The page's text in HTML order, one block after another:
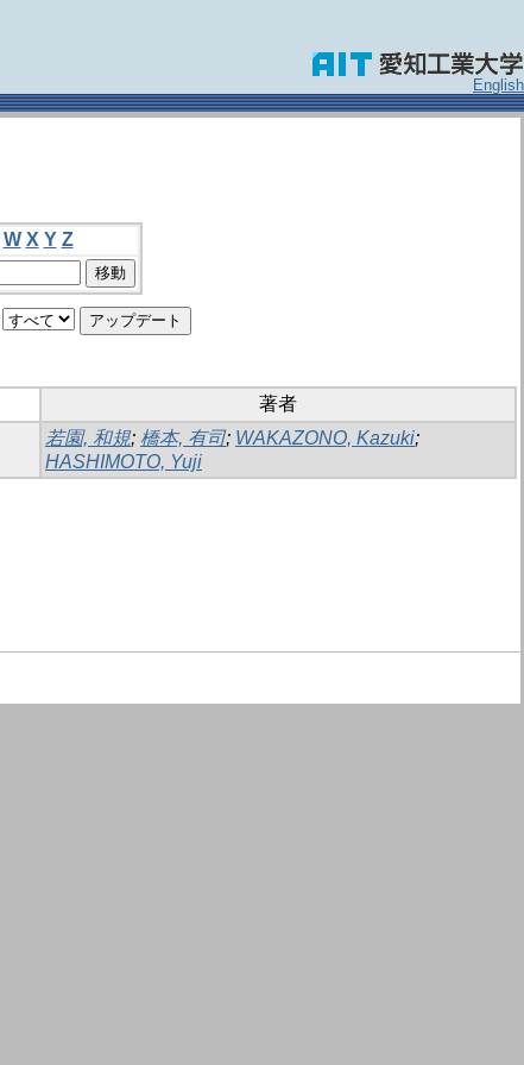
English
W X Y Z
著者
若園, 和規; 橋本, 有司; WAKAZONO, Kazuki;
HASHIMOTO, Yuji